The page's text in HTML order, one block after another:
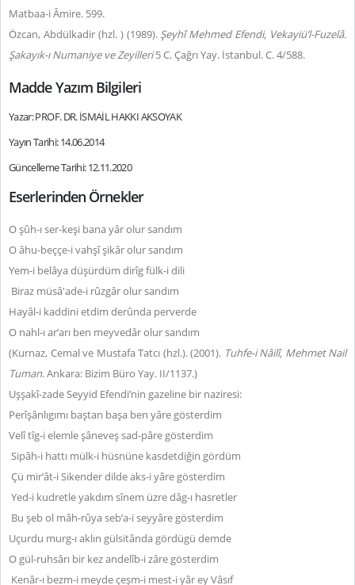
Matbaa-i Âmire. 599.
Özcan, Abdülkadir (hzl. ) (1989). Şeyhî Mehmed Efendi, Vekayiü’l-Fuzelâ.
Şakayık-ı Numaniye ve Zeyilleri5 C. Çağrı Yay. İstanbul. C. 4/588.
Madde Yazım Bilgileri
Yazar: PROF. DR. İSMAİL HAKKI AKSOYAK
Yayın Tarihi: 14.06.2014
Güncelleme Tarihi: 12.11.2020
Eserlerinden Örnekler
O şûh-ı ser-keşi bana yâr olur sandım
O âhu-beççe-i vahşî şikâr olur sandım
Yem-i belâya düşürdüm dirîg fülk-i dili
Biraz müsâ'ade-i rûzgâr olur sandım
Hayâl-i kaddini etdim derûnda perverde
O nahl-ı ar‘arı ben meyvedâr olur sandım
(Kurnaz, Cemal ve Mustafa Tatcı (hzl.). (2001). Tuhfe-i Nâilî, Mehmet Nail
Tuman. Ankara: Bizim Büro Yay. II/1137.)
Uşşakî-zade Seyyid Efendi’nin gazeline bir naziresi:
Perîşânlıgımı baştan başa ben yâre gösterdim
Velî tîg-i elemle şâneveş sad-pâre gösterdim
Sipâh-i hattı mülk-i hüsnüne kasdetdiğin gördüm
Çü mir’ât-i Sikender dilde aks-i yâre gösterdim
Yed-i kudretle yakdım sînem üzre dâg-ı hasretler
Bu şeb ol mâh-rûya seb’a-i seyyâre gösterdim
Uçurdu murg-ı aklın gülsitânda gördügü demde
O gül-ruhsârı bir kez andelîb-i zâre gösterdim
Kenâr-ı bezm-i meyde çeşm-i mest-i yâr ey Vâsıf